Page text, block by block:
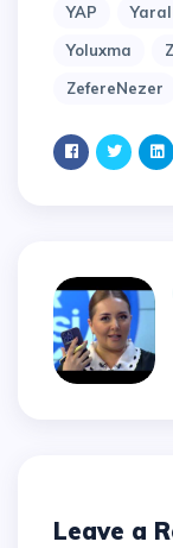
YAP
Yaral
Yoluxma
Z
ZefereNezer
Leave a